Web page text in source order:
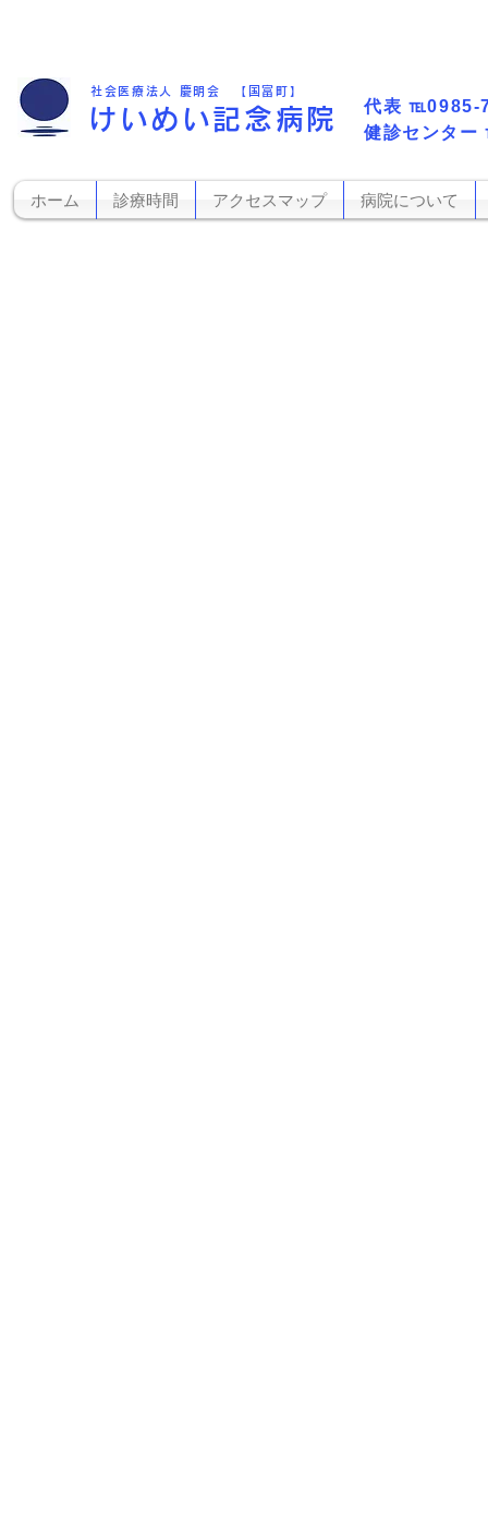
​健診センター
社会医療法人 慶明会 【国富町】
けいめい記念病院 代表​ ℡0985-
ホーム 診療時間 アクセスマップ 病院について